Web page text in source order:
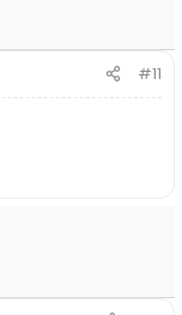
#11